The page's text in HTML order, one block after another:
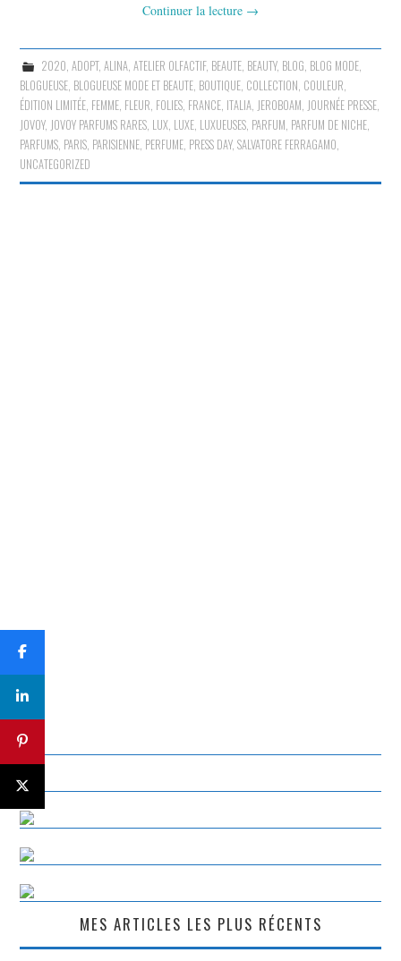
Continuer la lecture →
2020 ADOPT, ALINA, ATELIER OLFACTIF, BEAUTE, BEAUTY, BLOG BLOG MODE,
BLOGUEUSE BLOGUEUSE MODE ET BEAUTE BOUTIQUE COLLECTION COULEUR
ÉDITION LIMITÉE FEMME FLEUR FOLIES FRANCE ITALIA JEROBOAM JOURNÉE PRESSE
JOVOY, JOVOY PARFUMS RARES LUX LUXE LUXUEUSES PARFUM PARFUM DE NICHE
PARFUMS PARIS PARISIENNE PERFUME PRESS DAY,SALVATORE FERRAGAMO
UNCATEGORIZED
MES ARTICLES LES PLUS RÉCENTS